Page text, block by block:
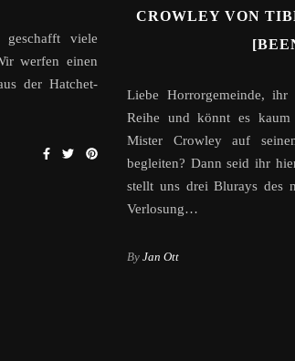
viele
werfen einen
der Hatchet-
CROWLEY VON
Liebe Horrorgemeinde,
Reihe und könnt es kaum
Mister Crowley auf
begleiten? Dann seid ihr
stellt uns drei Blurays des
Verlosung…
By Jan Ott